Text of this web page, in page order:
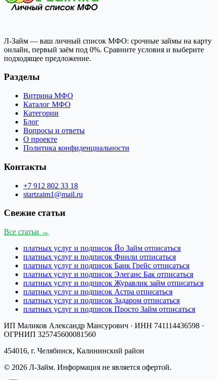
Л-Займ — ваш личный список МФО: срочные займы на карту
онлайн, первый заём под 0%. Сравните условия и выберите
подходящее предложение.
Разделы
Витрина МФО
Каталог МФО
Категории
Блог
Вопросы и ответы
О проекте
Политика конфиденциальности
Контакты
+7 912 802 33 18
startzaim1@mail.ru
Свежие статьи
Все статьи →
платных услуг и подписок Йо Займ отписаться
платных услуг и подписок Финли отписаться
платных услуг и подписок Банк Грейс отписаться
платных услуг и подписок Элеганс Бак отписаться
платных услуг и подписок Журавлик займ отписаться
платных услуг и подписок Астра отписаться
платных услуг и подписок Задаром отписаться
платных услуг и подписок Просто Займ отписаться
ИП Маликов Александр Мансурович · ИНН 741114436598 ·
ОГРНИП 325745600081560
454016, г. Челябинск, Калининский район
© 2026 Л-Займ. Информация не является офертой.